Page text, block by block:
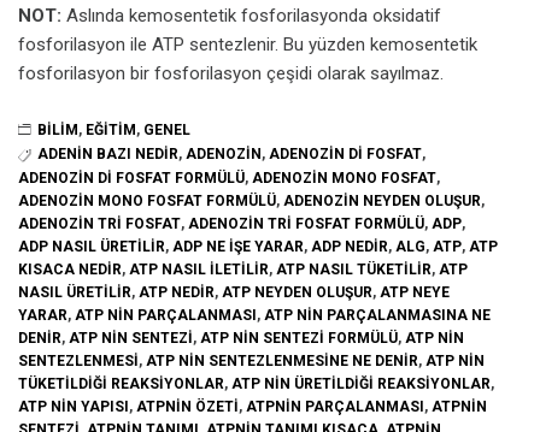
NOT: Aslında kemosentetik fosforilasyonda oksidatif
fosforilasyon ile ATP sentezlenir. Bu yüzden kemosentetik
fosforilasyon bir fosforilasyon çeşidi olarak sayılmaz.
BILIM, EĞITIM, GENEL
ADENIN BAZI NEDIR, ADENOZIN , ADENOZIN DI FOSFAT,
ADENOZIN DI FOSFAT FORMÜLÜ, ADENOZIN MONO FOSFAT,
ADENOZIN MONO FOSFAT FORMÜLÜ, ADENOZIN NEYDEN OLUŞUR,
ADENOZIN TRI FOSFAT, ADENOZIN TRI FOSFAT FORMÜLÜ, ADP,
ADP NASIL ÜRETILIR, ADP NE IŞE YARAR, ADP NEDIR, ALG, ATP, ATP
KISACA NEDIR, ATP NASIL ILETILIR, ATP NASIL TÜKETILIR, ATP
NASIL ÜRETILIR, ATP NEDIR, ATP NEYDEN OLUŞUR, ATP NEYE
YARAR, ATP NIN PARÇALANMASI, ATP NIN PARÇALANMASINA NE
DENIR, ATP NIN SENTEZI, ATP NIN SENTEZI FORMÜLÜ, ATP NIN
SENTEZLENMESI, ATP NIN SENTEZLENMESINE NE DENIR, ATP NIN
TÜKETILDIĞI REAKSIYONLAR, ATP NIN ÜRETILDIĞI REAKSIYONLAR,
ATP NIN YAPISI, ATPNIN ÖZETI, ATPNIN PARÇALANMASI, ATPNIN